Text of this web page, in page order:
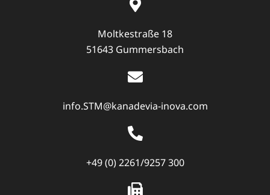
Moltkestraße 18
51643 Gummersbach
info.STM@kanadevia-inova.com
+49 (0) 2261/9257 300